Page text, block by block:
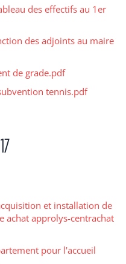
des effectifs au 1er
des adjoints au maire
de grade.pdf
tennis.pdf
et installation de
achat approlys-centrachat
pour l'accueil